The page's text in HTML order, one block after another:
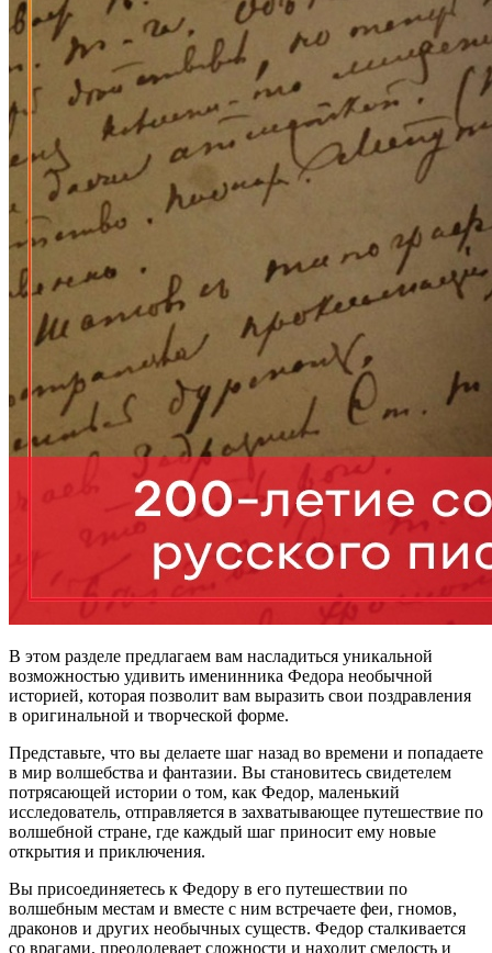
В этом разделе предлагаем вам насладиться уникальной
возможностью удивить именинника Федора необычной
историей, которая позволит вам выразить свои поздравления
в оригинальной и творческой форме.
Представьте, что вы делаете шаг назад во времени и попадаете
в мир волшебства и фантазии. Вы становитесь свидетелем
потрясающей истории о том, как Федор, маленький
исследователь, отправляется в захватывающее путешествие по
волшебной стране, где каждый шаг приносит ему новые
открытия и приключения.
Вы присоединяетесь к Федору в его путешествии по
волшебным местам и вместе с ним встречаете феи, гномов,
драконов и других необычных существ. Федор сталкивается
со врагами, преодолевает сложности и находит смелость и